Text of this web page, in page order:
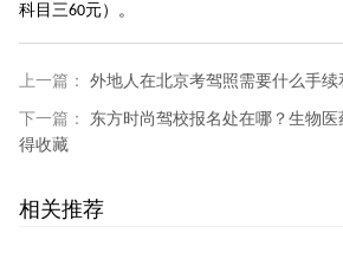
科目三60元）。
上一篇：
外地人在北京考驾照需要什么手续
下一篇：
东方时尚驾校报名处在哪？生物
得收藏
相关推荐